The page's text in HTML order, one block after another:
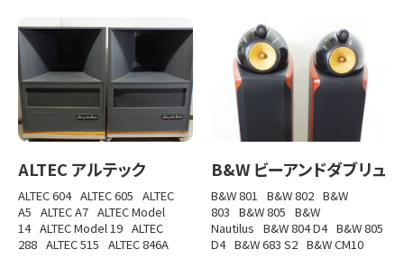
ALTEC アルテック
ALTEC 604 ALTEC 605 ALTEC
A5 ALTEC A7 ALTEC Model
14 ALTEC Model 19 ALTEC
288 ALTEC 515 ALTEC 846A
B&W ビーアンドダブリュ
B&W 801 B&W 802 B&W
803 B&W 805 B&W
Nautilus B&W 804 D4 B&W 805
D4 B&W 683 S2 B&W CM10